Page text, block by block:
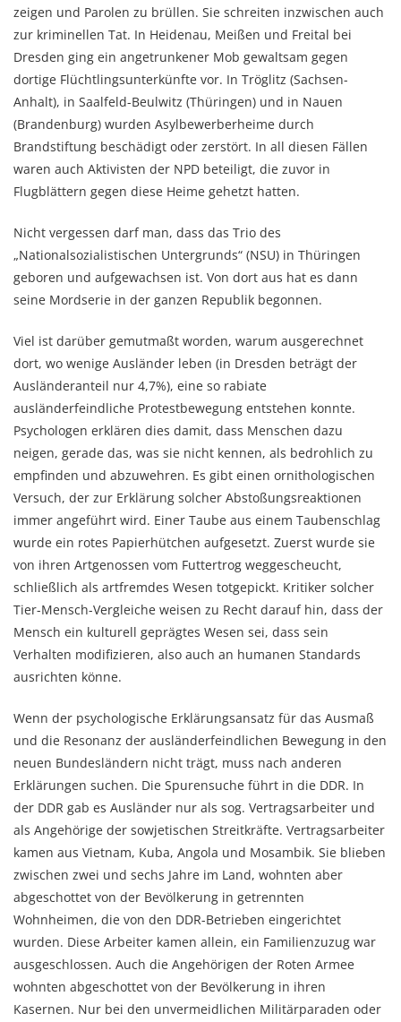
zeigen und Parolen zu brüllen. Sie schreiten inzwischen auch
zur kriminellen Tat. In Heidenau, Meißen und Freital bei
Dresden ging ein angetrunkener Mob gewaltsam gegen
dortige Flüchtlingsunterkünfte vor. In Tröglitz (Sachsen-
Anhalt), in Saalfeld-Beulwitz (Thüringen) und in Nauen
(Brandenburg) wurden Asylbewerberheime durch
Brandstiftung beschädigt oder zerstört. In all diesen Fällen
waren auch Aktivisten der NPD beteiligt, die zuvor in
Flugblättern gegen diese Heime gehetzt hatten.
Nicht vergessen darf man, dass das Trio des
„Nationalsozialistischen Untergrunds“ (NSU) in Thüringen
geboren und aufgewachsen ist. Von dort aus hat es dann
seine Mordserie in der ganzen Republik begonnen.
Viel ist darüber gemutmaßt worden, warum ausgerechnet
dort, wo wenige Ausländer leben (in Dresden beträgt der
Ausländeranteil nur 4,7%), eine so rabiate
ausländerfeindliche Protestbewegung entstehen konnte.
Psychologen erklären dies damit, dass Menschen dazu
neigen, gerade das, was sie nicht kennen, als bedrohlich zu
empfinden und abzuwehren. Es gibt einen ornithologischen
Versuch, der zur Erklärung solcher Abstoßungsreaktionen
immer angeführt wird. Einer Taube aus einem Taubenschlag
wurde ein rotes Papierhütchen aufgesetzt. Zuerst wurde sie
von ihren Artgenossen vom Futtertrog weggescheucht,
schließlich als artfremdes Wesen totgepickt. Kritiker solcher
Tier-Mensch-Vergleiche weisen zu Recht darauf hin, dass der
Mensch ein kulturell geprägtes Wesen sei, dass sein
Verhalten modifizieren, also auch an humanen Standards
ausrichten könne.
Wenn der psychologische Erklärungsansatz für das Ausmaß
und die Resonanz der ausländerfeindlichen Bewegung in den
neuen Bundesländern nicht trägt, muss nach anderen
Erklärungen suchen. Die Spurensuche führt in die DDR. In
der DDR gab es Ausländer nur als sog. Vertragsarbeiter und
als Angehörige der sowjetischen Streitkräfte. Vertragsarbeiter
kamen aus Vietnam, Kuba, Angola und Mosambik. Sie blieben
zwischen zwei und sechs Jahre im Land, wohnten aber
abgeschottet von der Bevölkerung in getrennten
Wohnheimen, die von den DDR-Betrieben eingerichtet
wurden. Diese Arbeiter kamen allein, ein Familienzuzug war
ausgeschlossen. Auch die Angehörigen der Roten Armee
wohnten abgeschottet von der Bevölkerung in ihren
Kasernen. Nur bei den unvermeidlichen Militärparaden oder